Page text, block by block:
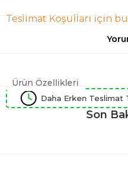
Teslimat Koşulları için
Ürün Özellikleri
Daha Erken Teslimat
Son